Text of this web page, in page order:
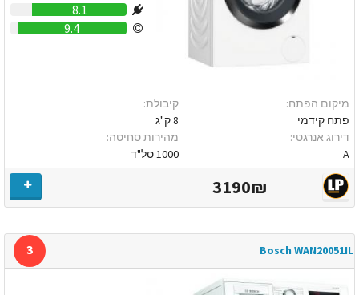
8.1
9.4
מיקום הפתח:
פתח קידמי
דירוג אנרגטי:
A
קיבולת:
8 ק"ג
מהירות סחיטה:
1000 סל"ד
3190₪
Bosch WAN20051IL
3